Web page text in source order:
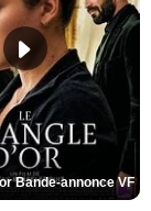
Bande-annonce VF